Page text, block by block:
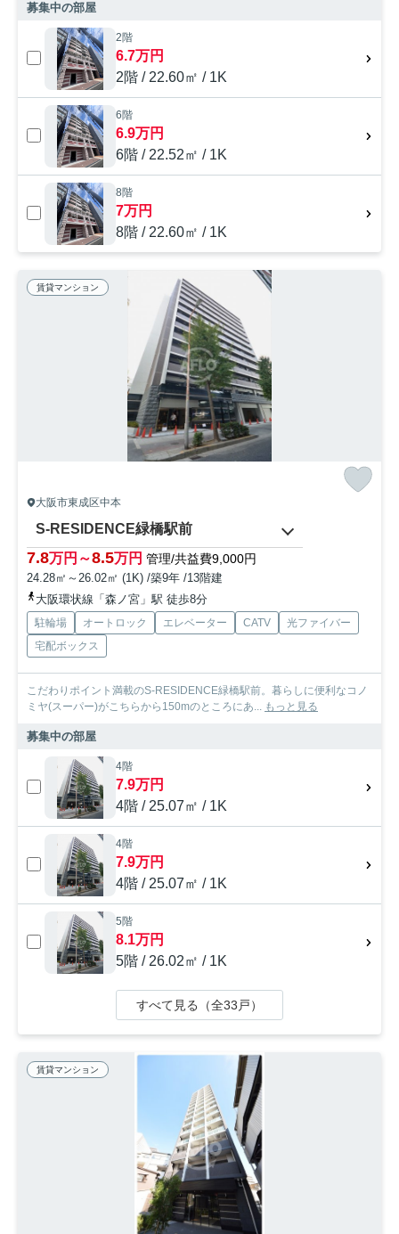
募集中の部屋
2階
6.7万円
2階 / 22.60㎡ / 1K
6階
6.9万円
6階 / 22.52㎡ / 1K
8階
7万円
8階 / 22.60㎡ / 1K
賃貸マンション
大阪市東成区中本
S-RESIDENCE緑橋駅前
7.8万円～8.5万円 管理/共益費9,000円
24.28㎡～26.02㎡ (1K) /築9年 /13階建
大阪環状線「森ノ宮」駅 徒歩8分
駐輪場 オートロック エレベーター CATV
光ファイバー
宅配ボックス
こだわりポイント満載のS-RESIDENCE緑橋駅前。暮らしに便利なコノ
ミヤ(スーパー)がこちらから150mのところにあ... もっと見る
募集中の部屋
4階
7.9万円
4階 / 25.07㎡ / 1K
4階
7.9万円
4階 / 25.07㎡ / 1K
5階
8.1万円
5階 / 26.02㎡ / 1K
すべて見る（全33戸）
賃貸マンション